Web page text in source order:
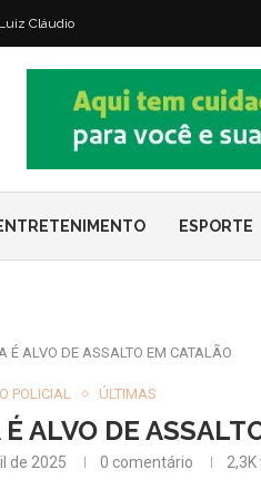
Cláudio
ESPORTE
É ALVO DE ASSALTO EM CATALÃO
POLICIAL ÚLTIMAS
ALVO DE
de 2025 0 comentário 2,3K